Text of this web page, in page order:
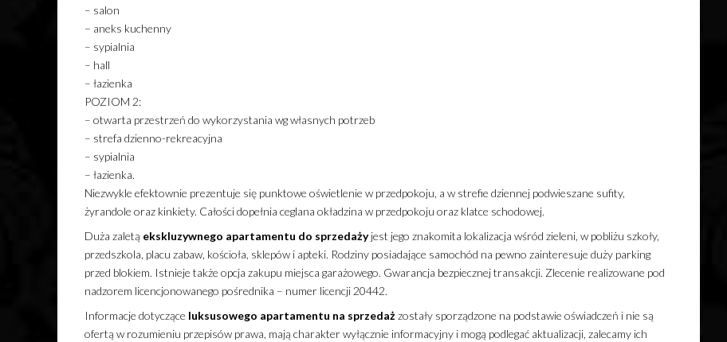
– salon
– aneks kuchenny
– sypialnia
– hall
– łazienka
POZIOM 2:
– otwarta przestrzeń do wykorzystania wg własnych potrzeb
– strefa dzienno-rekreacyjna
– sypialnia
– łazienka.
Niezwykle efektownie prezentuje się punktowe oświetlenie w przedpokoju, a w strefie dziennej podwieszane sufity,
żyrandole oraz kinkiety. Całości dopełnia ceglana okładzina w przedpokoju oraz klatce schodowej.
Duża zaletą ekskluzywnego apartamentu do sprzedażyjest jego znakomita lokalizacja wśród zieleni, w pobliżu szkoły,
przedszkola, placu zabaw, kościoła, sklepów i apteki. Rodziny posiadające samochód na pewno zainteresuje duży parking
przed blokiem. Istnieje także opcja zakupu miejsca garażowego. Gwarancja bezpiecznej transakcji. Zlecenie realizowane pod
nadzorem licencjonowanego pośrednika – numer licencji 20442.
Informacje dotyczące luksusowego apartamentu na sprzedażzostały sporządzone na podstawie oświadczeń i nie są
ofertą w rozumieniu przepisów prawa, mają charakter wyłącznie informacyjny i mogą podlegać aktualizacji, zalecamy ich